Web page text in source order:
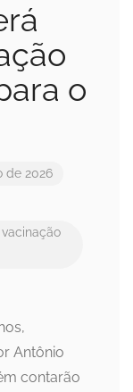
o
de 2026
vacinação
Antônio
contarão